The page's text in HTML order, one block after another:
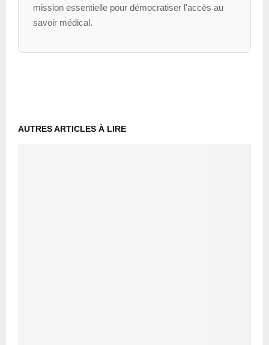
mission essentielle pour démocratiser l'accès au
savoir médical.
AUTRES ARTICLES À LIRE